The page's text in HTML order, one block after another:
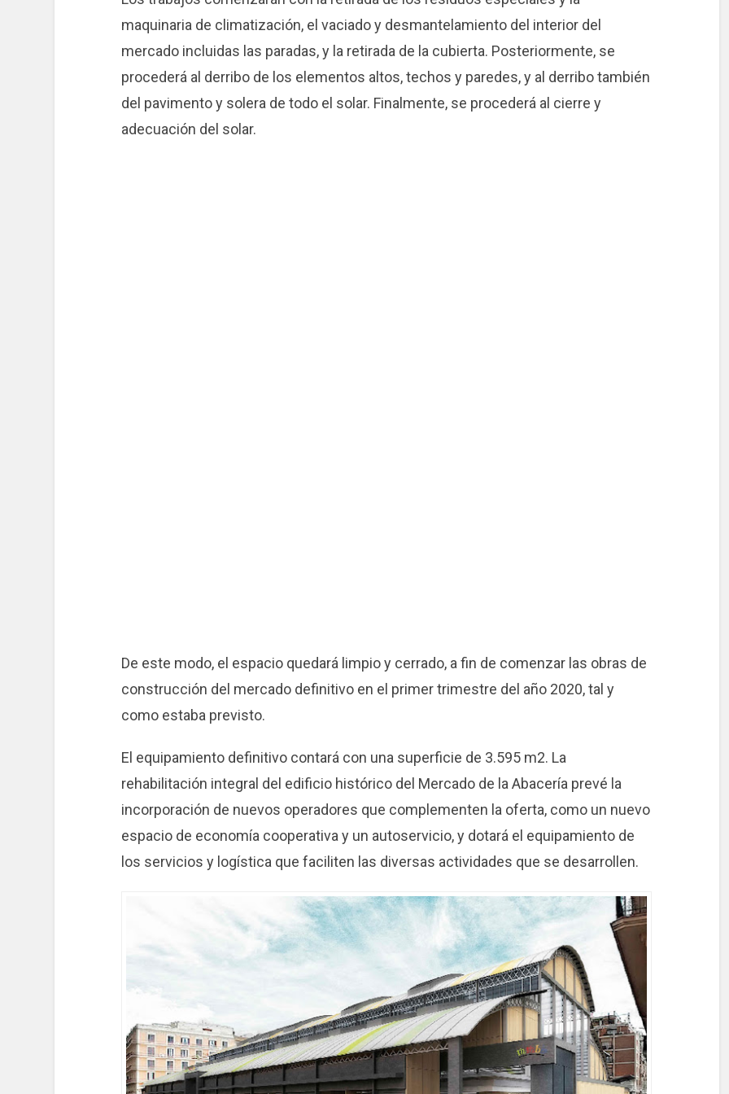
maquinaria de climatización, el vaciado y desmantelamiento del interior del
mercado incluidas las paradas, y la retirada de la cubierta. Posteriormente, se
procederá al derribo de los elementos altos, techos y paredes, y al derribo también
del pavimento y solera de todo el solar. Finalmente, se procederá al cierre y
adecuación del solar.
De este modo, el espacio quedará limpio y cerrado, a fin de comenzar las obras de
construcción del mercado definitivo en el primer trimestre del año 2020, tal y
como estaba previsto.
El equipamiento definitivo contará con una superficie de 3.595 m2. La
rehabilitación integral del edificio histórico del Mercado de la Abacería prevé la
incorporación de nuevos operadores que complementen la oferta, como un nuevo
espacio de economía cooperativa y un autoservicio, y dotará el equipamiento de
los servicios y logística que faciliten las diversas actividades que se desarrollen.